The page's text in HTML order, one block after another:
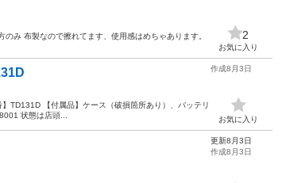
み 布製なので擦れてます、使用感はめちゃあります。
2
お気に入り
TD131D 【付属品】ケース（破損箇所あり）、バッテリ
状態は店頭...
作成8月3日
お気に入り
更新8月3日
作成8月3日